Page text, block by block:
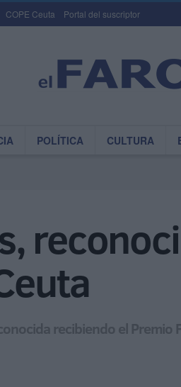
COPE Ceuta Portal del suscriptor
POLÍTICA CULTURA
recibiendo el Premio